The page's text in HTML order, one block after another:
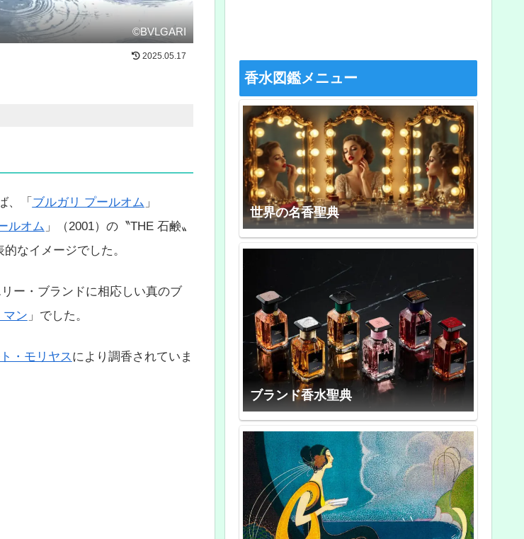
©BVLGARI
2025.05.17
、「 ブルガリ プールオム 」
ルオム 」（2001）の〝THE 石鹸〟
なイメージでした。
ー・ブランドに相応しい真のブ
マン 」でした。
・モリヤス により調香されていま
香水図鑑メニュー
世界の名香聖典
ブランド香水聖典